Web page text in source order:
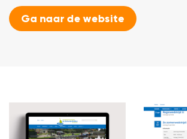
Ga naar de website